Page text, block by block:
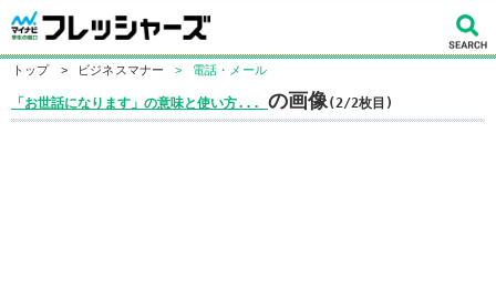
トップ > ビジネスマナー > 電話・メール
「お世話になります」の意味と使い方... の画像(2/2枚目)